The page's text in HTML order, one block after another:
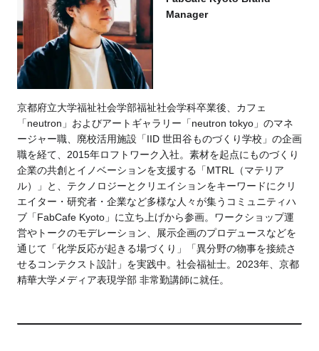
Manager
京都府立大学福祉社会学部福祉社会学科卒業後、カフェ
「neutron」およびアートギャラリー「neutron tokyo」のマネ
ージャー職、廃校活用施設「IID 世田谷ものづくり学校」の企画
職を経て、2015年ロフトワーク入社。素材を起点にものづくり
企業の共創とイノベーションを支援する「MTRL（マテリア
ル）」と、テクノロジーとクリエイションをキーワードにクリ
エイター・研究者・企業など多様な人々が集うコミュニティハ
ブ「FabCafe Kyoto」に立ち上げから参画。ワークショップ運
営やトークのモデレーション、展示企画のプロデュースなどを
通じて「化学反応が起きる場づくり」「異分野の物事を接続さ
せるコンテクスト設計」を実践中。社会福祉士。2023年、京都
精華大学メディア表現学部 非常勤講師に就任。